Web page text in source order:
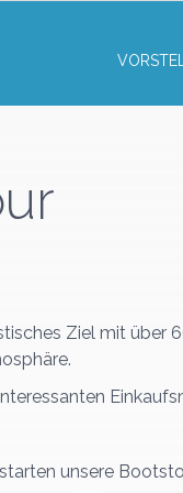
Ziel mit über
unsere